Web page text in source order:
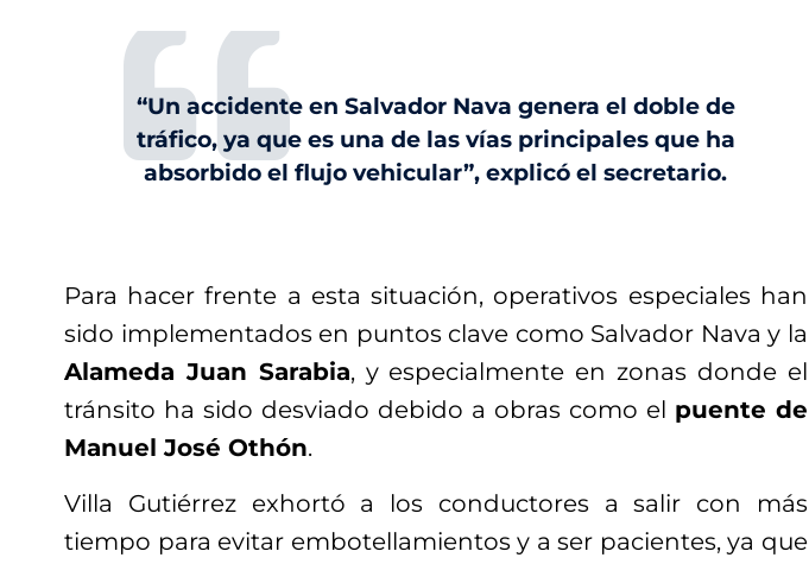
“Un accidente en Salvador Nava genera el doble de
tráfico, ya que es una de las vías principales que ha
absorbido el flujo vehicular”, explicó el secretario.
Para hacer frente a esta situación, operativos especiales han
sido implementados en puntos clave como Salvador Nava y la
Alameda Juan Sarabia, y especialmente en zonas donde el
tránsito ha sido desviado debido a obras como el puente de
Manuel José Othón.
Villa Gutiérrez exhortó a los conductores a salir con más
tiempo para evitar embotellamientos y a ser pacientes, ya que